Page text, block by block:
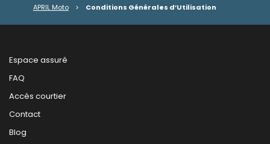
APRIL Moto > Conditions Générales d’Utilisation
Espace assuré
FAQ
Accès courtier
Contact
Blog